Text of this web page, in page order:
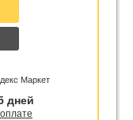
Маркет
дней